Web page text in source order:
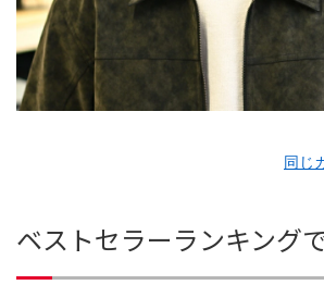
同じ
ベストセラーランキング